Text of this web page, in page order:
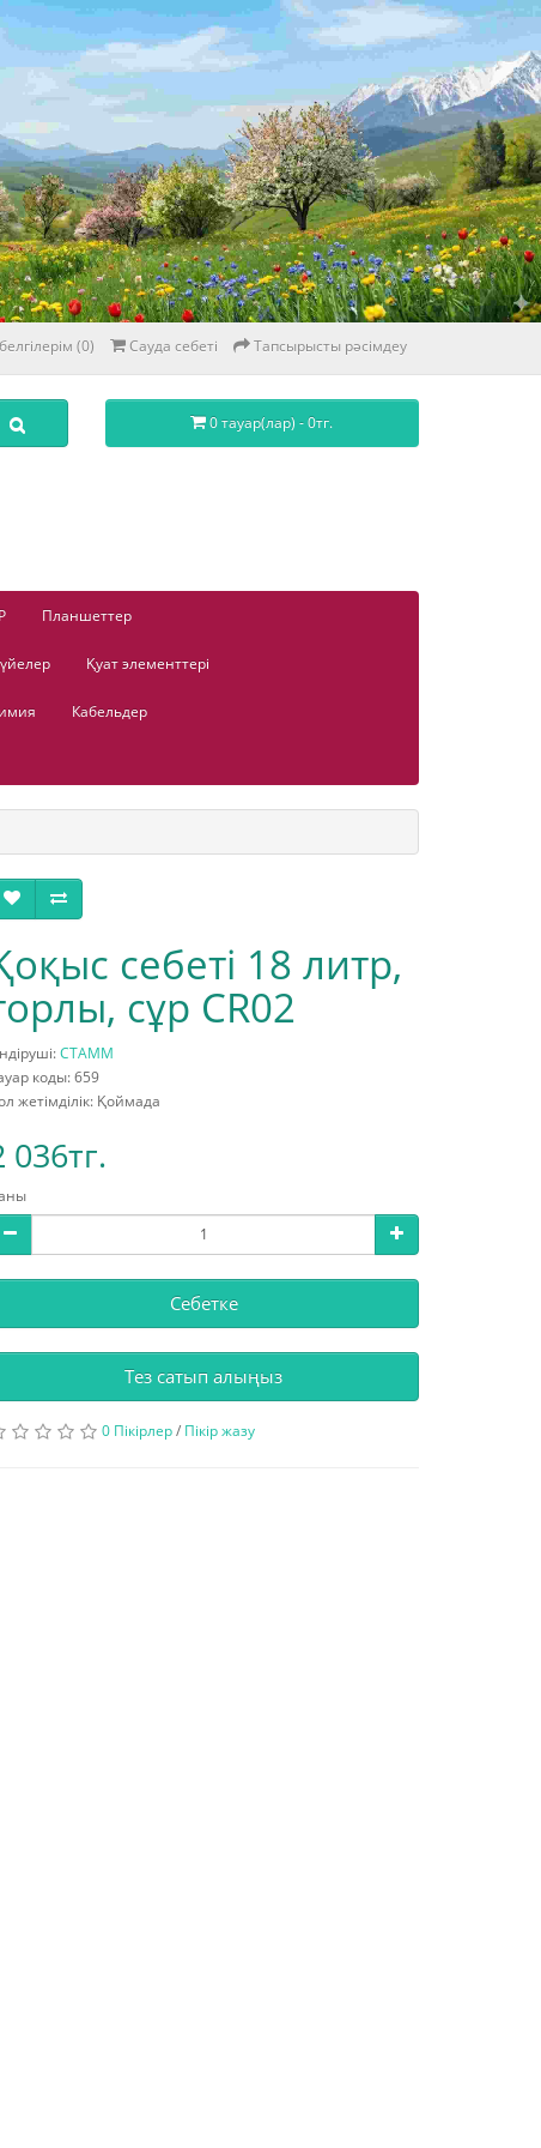
(0) Сауда себеті Тапсырысты рәсімдеу
0 тауар(лар) - 0тг.
Планшеттер
Қуат элементтері
Кабельдер
себеті 18 литр,
сұр CR02
СТАММ
коды: 659
жетімділік: Қоймада
036тг.
Себетке
Тез сатып алыңыз
0 Пікірлер/ Пікір жазу